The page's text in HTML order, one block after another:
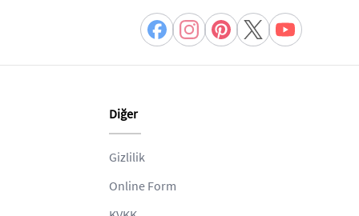
Diğer
Gizlilik
Online Form